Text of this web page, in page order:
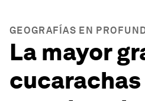
GEOGRAFÍAS EN
La mayor